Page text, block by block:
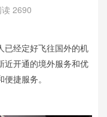
2690
已经定好飞往国外的机
近开通的境外服务和优
捷服务。